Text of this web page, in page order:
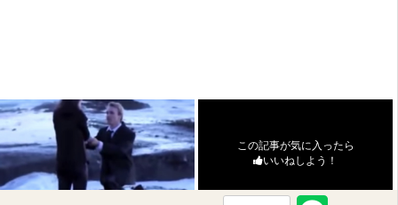
この記事が気に入ったら
いいねしよう！